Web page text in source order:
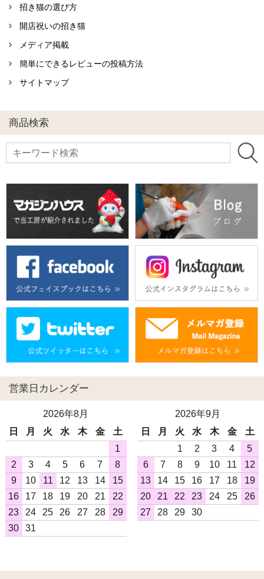
招き猫の選び方
開店祝いの招き猫
メディア掲載
簡単にできるレビューの投稿方法
サイトマップ
商品検索
営業日カレンダー
2026年8月
日
月 火 水 木 金
土
1
2
3 4 5 6 7
8
9
10 11 12 13 14
15
16
17 18 19 20 21
22
23
24 25 26 27 28
29
30
31
2026年9月
日
月 火 水 木 金
土
1
2 3 4
5
6
7 8 9 10 11
12
13
14 15 16 17 18
19
20
21 22 23 24 25
26
27
28 29 30